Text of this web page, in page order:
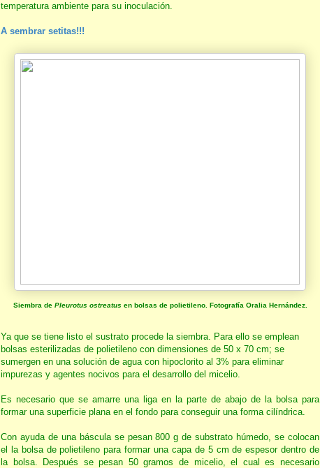
temperatura ambiente para su inoculación.
A sembrar setitas!!!
Siembra de Pleurotus ostreatus en bolsas de polietileno. Fotografía Oralia Hernández.
Ya que se tiene listo el sustrato procede la siembra. Para ello se emplean
bolsas esterilizadas de polietileno con dimensiones de 50 x 70 cm; se
sumergen en una solución de agua con hipoclorito al 3% para eliminar
impurezas y agentes nocivos para el desarrollo del micelio.
Es necesario que se amarre una liga en la parte de abajo de la bolsa para
formar una superficie plana en el fondo para conseguir una forma cilíndrica.
Con ayuda de una báscula se pesan 800 g de substrato húmedo, se colocan
el la bolsa de polietileno para formar una capa de 5 cm de espesor dentro de
la bolsa. Después se pesan 50 gramos de micelio, el cual es necesario